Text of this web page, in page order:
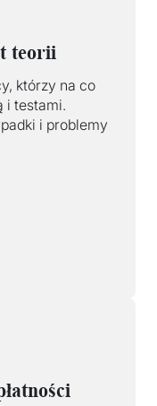
teorii
którzy na co
i testami.
i problemy